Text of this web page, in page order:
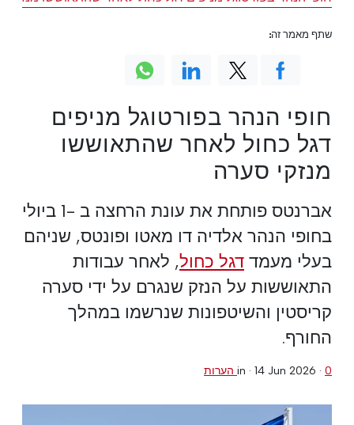
חופי הנהר בפורטוגל מניפים
דגל כחול לאחר שהתאוששו
מנזקי סערה
אברנטס פותחת את עונת הרחצה ב -1 ביולי
בחופי הנהר אלדיה דו מאטו ופונטס, שניהם
בעלי מעמד דגל כחול, לאחר עבודות
התאוששות על הנזק שנגרם על ידי סערה
קריסטין והשיטפונות שנרשמו במהלך
החורף.
in · 14 Jun 2026 · 0 הערות
שתף מאמר זה: